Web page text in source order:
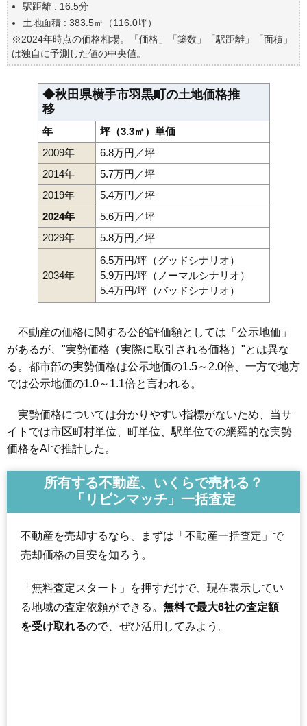
自分の年収でいくらの不動産が買える？
駅距離 : 16.5分
土地面積 : 383.5㎡（116.0坪）
※2024年時点の価格相場。「価格」「築数」「駅距離」「面積」
は独自に予測した値の中央値。
◆秋田県横手市羽黒町の土地価格推
移
年
坪（3.3㎡）単価
2009年
6.8万円／坪
2014年
5.7万円／坪
2019年
5.4万円／坪
2024年
5.6万円／坪
2029年
5.8万円／坪
2034年
6.5万円/坪（グッドシナリオ）
5.9万円/坪（ノーマルシナリオ）
5.4万円/坪（バッドシナリオ）
不動産の価格に関する公的評価額としては「公示地価」
があるが、"実勢価格（実際に取引される価格）"とは異な
る。都市部の実勢価格は公示地価の1.5～2.0倍、一方で地方
では公示地価の1.0～1.1倍と言われる。
実勢価格については分かりやすい指標がないため、当サ
イトでは市区町村単位、町単位、駅単位での網羅的な実勢
価格をAIで推計した。
所有する不動産、いくらで売れる？
「リビンマッチ」一括査定
不動産を売却するなら、まずは「不動産一括査定」で
売却価格の目安を知ろう。
「無料査定スタート」を押すだけで、現在表示してい
る地域の査定依頼ができる。 無料で最大6社の査定額
を受け取れるので、ぜひ活用してみよう。